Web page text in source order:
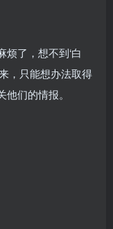
了，想不到‘白
，只能想办法取得
们的情报。